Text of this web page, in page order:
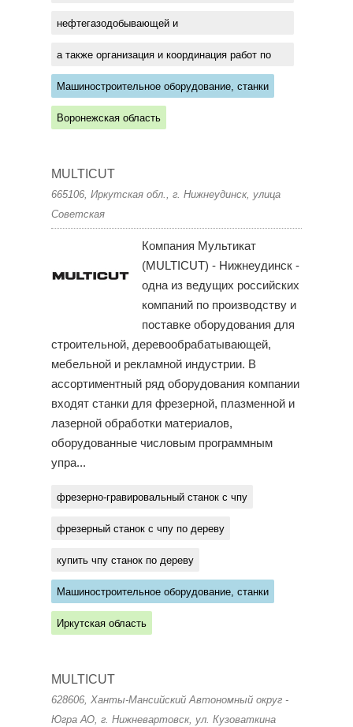
нефтегазодобывающей и
а также организация и координация работ по
реализации программ и проектов наших
Заказчиков
Машиностроительное оборудование, станки
Воронежская область
MULTICUT
665106, Иркутская обл., г. Нижнеудинск, улица
Советская
Компания Мультикат
(MULTICUT) - Нижнеудинск -
одна из ведущих российских
компаний по производству и
поставке оборудования для
строительной, деревообрабатывающей,
мебельной и рекламной индустрии. В
ассортиментный ряд оборудования компании
входят станки для фрезерной, плазменной и
лазерной обработки материалов,
оборудованные числовым программным
упра...
фрезерно-гравировальный станок с чпу
фрезерный станок с чпу по дереву
купить чпу станок по дереву
Машиностроительное оборудование, станки
Иркутская область
MULTICUT
628606, Ханты-Мансийский Автономный округ -
Югра АО, г. Нижневартовск, ул. Кузоваткина